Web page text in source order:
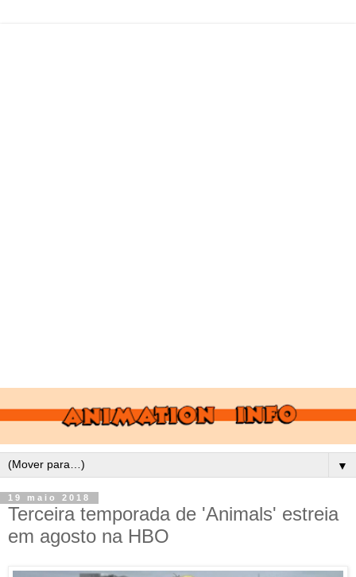
▼
19 maio 2018
Terceira temporada de 'Animals' estreia
em agosto na HBO